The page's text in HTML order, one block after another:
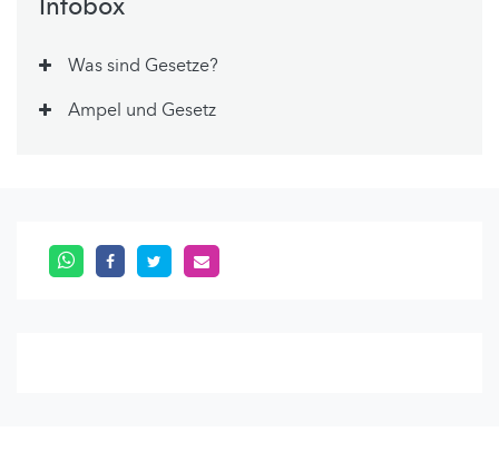
Was sind Gesetze?
Ampel und Gesetz